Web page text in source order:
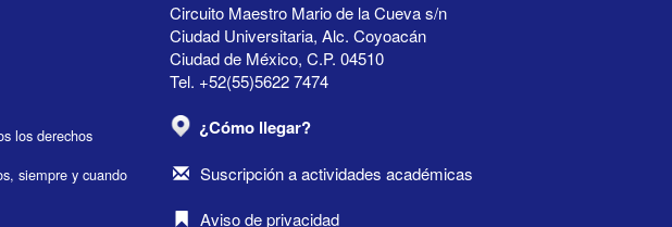
Circuito Maestro Mario de la Cueva s/n
Ciudad Universitaria, Alc. Coyoacán
Ciudad de México, C.P. 04510
Tel. +52(55)5622 7474
¿Cómo llegar?
Suscripción a actividades académicas
Aviso de privacidad
los derechos
siempre y cuando